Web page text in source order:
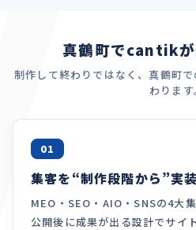
真鶴町でcantikが
制作して終わりではなく、真鶴町
わります
01
集客を“制作段階から”実装
MEO・SEO・AIO・SNSの4大
公開後に成果が出る設計でサイ